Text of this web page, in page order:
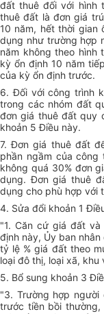
đất thuê đối với hình
thuê đất là đơn giá
10 năm, hết thời gian
dụng như trường hợp
năm không theo hình
kỳ ổn định 10 năm
của kỳ ổn định trước.
6. Đối với công trình
trong các nhóm đất
đơn giá thuê đất quy
khoản 5 Điều này.
7. Đơn giá thuê đất
phần ngầm của
không quá 30% đơn
dụng. Đơn giá thuê
dụng cho phù hợp với
4. Sửa đổi khoản 1
"1. Căn cứ giá đất
định này, Ủy ban
tỷ lệ % giá đất theo
loại đô thị, loại xã,
5. Bổ sung khoản 3
"3. Trường hợp
trước tiền bồi